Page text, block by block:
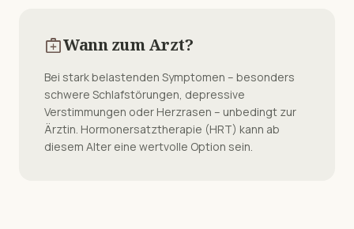
medical_servicesWann zum Arzt?
Bei stark belastenden Symptomen – besonders
schwere Schlafstörungen, depressive
Verstimmungen oder Herzrasen – unbedingt zur
Ärztin. Hormonersatztherapie (HRT) kann ab
diesem Alter eine wertvolle Option sein.